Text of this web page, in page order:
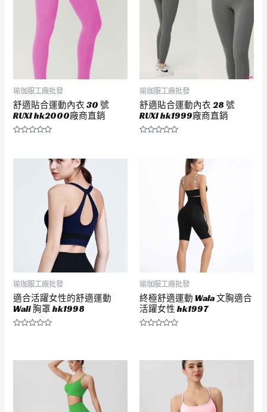
瑜珈服工廠批發
舒適貼合運動內衣 30 號
RUXI hk2000廠商直銷
瑜珈服工廠批發
舒適貼合運動內衣 28 號
RUXI hk1999廠商直銷
瑜珈服工廠批發
適合活躍女性的舒適運動
Wali 胸罩 hk1998
分
瑜珈服工廠批發
終極舒適運動 Wala 文胸適合
活躍女性 hk1997
分